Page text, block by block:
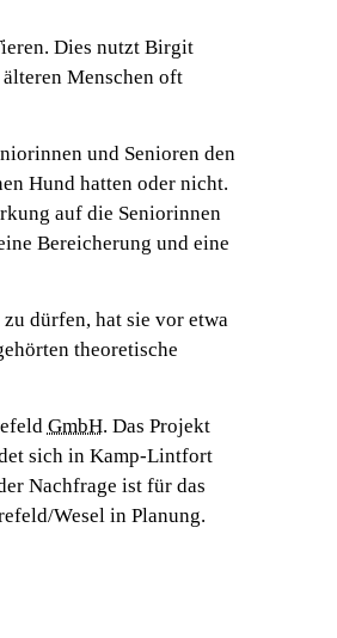
Dies nutzt Birgit
Menschen oft
und Senioren den
Hund hatten oder nicht.
auf die Seniorinnen
Bereicherung und eine
dürfen, hat sie vor etwa
theoretische
GmbH. Das Projekt
sich in Kamp-Lintfort
Nachfrage ist für das
Wesel in Planung.